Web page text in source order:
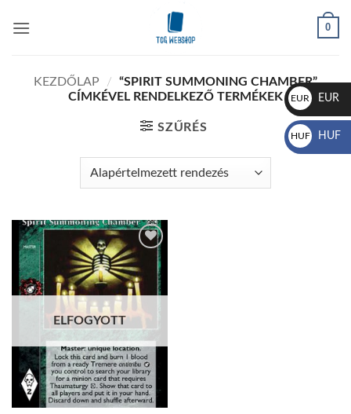
0
KEZDŐLAP /
“SPIRIT SUMMONING CHAMBER”
CÍMKÉVEL RENDELKEZŐ TERMÉKEK
SZŰRÉS
Add to
wishlist
ELFOGYOTT
EUR
€
EUR
HUF
Ft
HUF